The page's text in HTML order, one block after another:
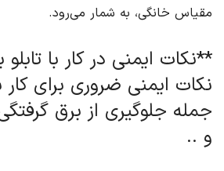
مقیاس خانگی، به شمار می‌رود.
**نکات ایمنی در کار با
نکات ایمنی ضروری برای کار
جمله جلوگیری از برق
و ..